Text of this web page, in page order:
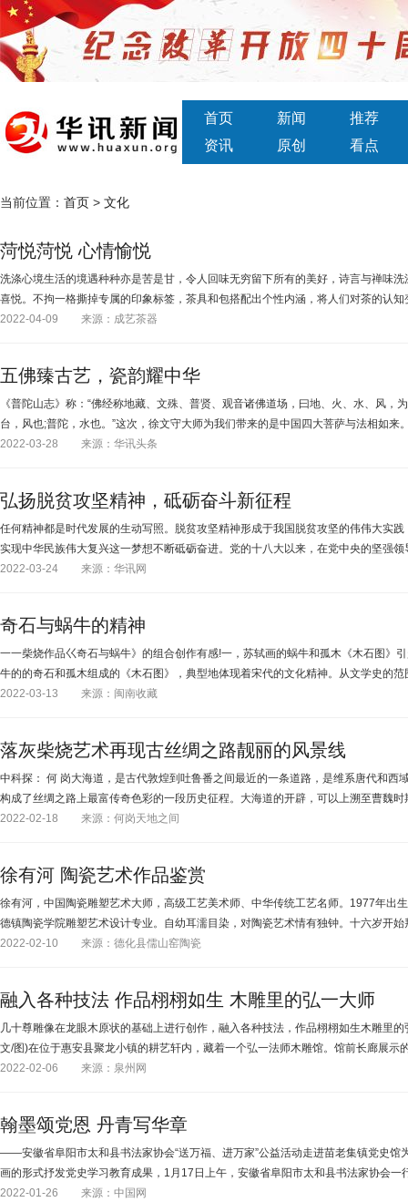
首页 新闻
推荐
资讯
原创 看点
当前位置： 首页 > 文化
菏悦菏悦 心情愉悦
洗涤心境生活的境遇种种亦是苦是甘，令人回味无穷留下所有的美好，诗言与禅味
喜悦。不拘一格撕掉专属的印象标签，茶具和包搭配出个性内涵，将人们对茶的认知
2022-04-09
来源：成艺茶器
五佛臻古艺，瓷韵耀中华
《普陀山志》称：“佛经称地藏、文殊、普贤、观音诸佛道场，曰地、火、水、风，
台，风也;普陀，水也。”这次，徐文守大师为我们带来的是中国四大菩萨与法相如来
2022-03-28
来源：华讯头条
弘扬脱贫攻坚精神，砥砺奋斗新征程
任何精神都是时代发展的生动写照。脱贫攻坚精神形成于我国脱贫攻坚的伟伟大实
实现中华民族伟大复兴这一梦想不断砥砺奋进。党的十八大以来，在党中央的坚强领
2022-03-24
来源：华讯网
奇石与蜗牛的精神
一一柴烧作品巜奇石与蜗牛》的组合创作有感!一，苏轼画的蜗牛和孤木《木石图》
牛的的奇石和孤木组成的《木石图》，典型地体现着宋代的文化精神。从文学史的范
2022-03-13
来源：闽南收藏
落灰柴烧艺术再现古丝绸之路靓丽的风景线
中科探： 何 岗大海道，是古代敦煌到吐鲁番之间最近的一条道路，是维系唐代和西
构成了丝绸之路上最富传奇色彩的一段历史征程。大海道的开辟，可以上溯至曹魏时
2022-02-18
来源：何岗天地之间
徐有河 陶瓷艺术作品鉴赏
徐有河，中国陶瓷雕塑艺术大师，高级工艺美术师、中华传统工艺名师。1977年出
德镇陶瓷学院雕塑艺术设计专业。自幼耳濡目染，对陶瓷艺术情有独钟。十六岁开始
2022-02-10
来源：德化县儒山窑陶瓷
融入各种技法 作品栩栩如生 木雕里的弘一大师
几十尊雕像在龙眼木原状的基础上进行创作，融入各种技法，作品栩栩如生木雕里
文/图)在位于惠安县聚龙小镇的耕艺轩内，藏着一个弘一法师木雕馆。馆前长廊展示
2022-02-06
来源：泉州网
翰墨颂党恩 丹青写华章
——安徽省阜阳市太和县书法家协会“送万福、进万家”公益活动走进苗老集镇党史馆
画的形式抒发党史学习教育成果，1月17日上午，安徽省阜阳市太和县书法家协会一
2022-01-26
来源：中国网